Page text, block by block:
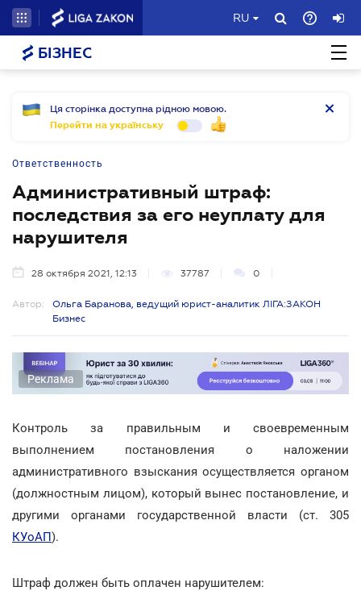
RU
БІЗНЕС
Ця сторінка доступна рідною мовою.
Перейти на українську
Ответственность
Административный штраф:
последствия за его неуплату для
нарушителя
28 октября 2021, 12:13 37787 0
Автор:
Ольга Баранова, ведущий юрист-аналитик ЛІГА:ЗАКОН
Бизнес
Реклама
Контроль за правильным и своевременным
выполнением постановления о наложении
административного взыскания осуществляется органом
(должностным лицом), который вынес постановление, и
другими органами государственной власти (ст. 305
КУоАП).
Штраф должен быть оплачен нарушителем: